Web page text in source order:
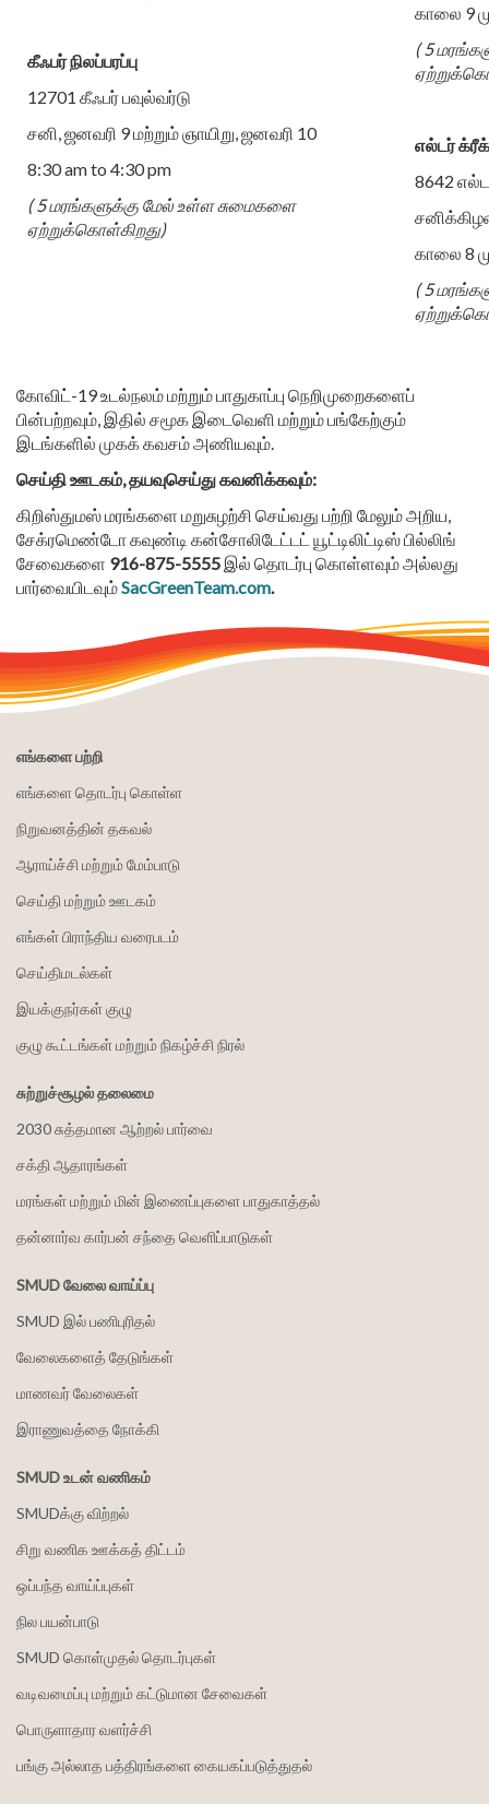
கீஃபர் நிலப்பரப்பு
12701 கீஃபர் பவுல்வர்டு
சனி, ஜனவரி 9 மற்றும் ஞாயிறு, ஜனவரி 10
8:30 am to 4:30 pm
( 5 மரங்களுக்கு மேல் உள்ள சுமைகளை
ஏற்றுக்கொள்கிறது)
காலை 9
( 5
எல்டர் க்ரீக்
8642
காலை 8
( 5
கோவிட்-19 உடல்நலம் மற்றும் பாதுகாப்பு நெறிமுறைகளைப்
பின்பற்றவும், இதில் சமூக இடைவெளி மற்றும் பங்கேற்கும்
இடங்களில் முகக் கவசம் அணியவும்.
செய்தி ஊடகம், தயவுசெய்து கவனிக்கவும்:
கிறிஸ்துமஸ் மரங்களை மறுசுழற்சி செய்வது பற்றி மேலும் அறிய,
சேக்ரமெண்டோ கவுண்டி கன்சோலிடேட்டட் யூட்டிலிட்டிஸ் பில்லிங்
சேவைகளை 916-875-5555 இல் தொடர்பு கொள்ளவும் அல்லது
பார்வையிடவும்SacGreenTeam.com.
எங்களை பற்றி
எங்களை தொடர்பு கொள்ள
நிறுவனத்தின் தகவல்
ஆராய்ச்சி மற்றும் மேம்பாடு
செய்தி மற்றும் ஊடகம்
எங்கள் பிராந்திய வரைபடம்
செய்திமடல்கள்
இயக்குநர்கள் குழு
குழு கூட்டங்கள் மற்றும் நிகழ்ச்சி நிரல்
சுற்றுச்சூழல் தலைமை
2030 சுத்தமான ஆற்றல் பார்வை
சக்தி ஆதாரங்கள்
மரங்கள் மற்றும் மின் இணைப்புகளை பாதுகாத்தல்
தன்னார்வ கார்பன் சந்தை வெளிப்பாடுகள்
SMUD வேலை வாய்ப்பு
SMUD இல் பணிபுரிதல்
வேலைகளைத் தேடுங்கள்
மாணவர் வேலைகள்
இராணுவத்தை நோக்கி
SMUD உடன் வணிகம்
SMUDக்கு விற்றல்
சிறு வணிக ஊக்கத் திட்டம்
ஒப்பந்த வாய்ப்புகள்
நில பயன்பாடு
SMUD கொள்முதல் தொடர்புகள்
வடிவமைப்பு மற்றும் கட்டுமான சேவைகள்
பொருளாதார வளர்ச்சி
பங்கு அல்லாத பத்திரங்களை கையகப்படுத்துதல்